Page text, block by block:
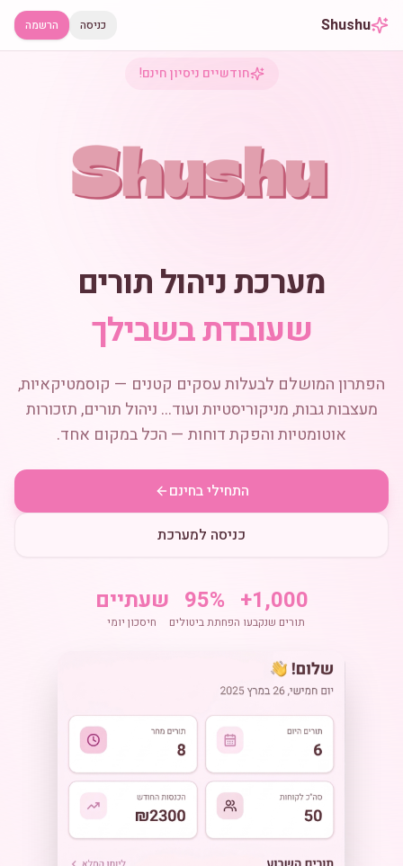
Shushu כניסה הרשמה
חודשיים ניסיון חינם!
מערכת ניהול תורים
שעובדת בשבילך
הפתרון המושלם לבעלות עסקים קטנים — קוסמטיקאיות,
מעצבות גבות, מניקוריסטיות ועוד... ניהול תורים, תזכורות
אוטומטיות והפקת דוחות — הכל במקום אחד.
התחילי בחינם
כניסה למערכת
1,000+
תורים שנקבעו
95%
הפחתת ביטולים
שעתיים
חיסכון יומי